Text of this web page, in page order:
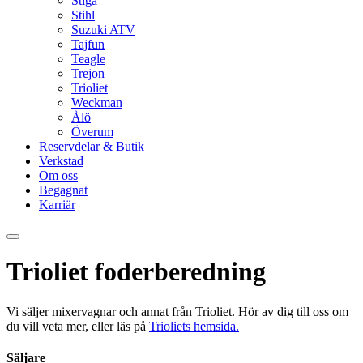
Stihl
Suzuki ATV
Tajfun
Teagle
Trejon
Trioliet
Weckman
Ålö
Överum
Reservdelar & Butik
Verkstad
Om oss
Begagnat
Karriär
Trioliet foderberedning
Vi säljer mixervagnar och annat från Trioliet. Hör av dig till oss om
du vill veta mer, eller läs på Trioliets hemsida.
Säljare